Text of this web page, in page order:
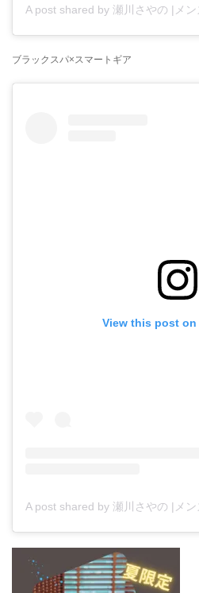
ブラックスパ×スマートギア
View this post on